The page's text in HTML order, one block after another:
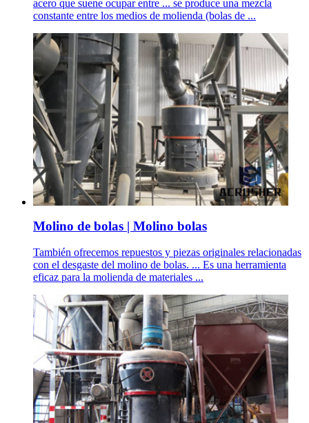
acero que suene ocupar entre ... se produce una mezcla
constante entre los medios de molienda (bolas de ...
Molino de bolas | Molino bolas
También ofrecemos repuestos y piezas originales relacionadas
con el desgaste del molino de bolas. ... Es una herramienta
eficaz para la molienda de materiales ...